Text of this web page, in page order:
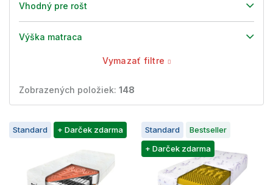
Vhodný pre rošt
Výška matraca
Vymazať filtre
Zobrazených položiek: 148
V
ýStandard + Darček zdarma Standard
Bestseller
+ Darček zdarma